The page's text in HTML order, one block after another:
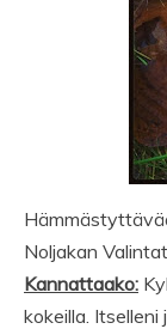
Noljakan
Kannattaako:
kokeilla.